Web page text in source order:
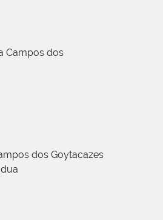
Campos dos
dos Goytacazes